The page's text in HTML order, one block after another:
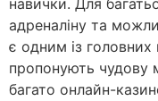
навички. Для
адреналіну та
є одним із головних
пропонують чудову
багато онлайн-